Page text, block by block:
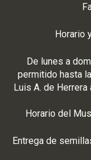
Horario
De lunes a
permitido hasta
Luis A. de
Horario del
Entrega de